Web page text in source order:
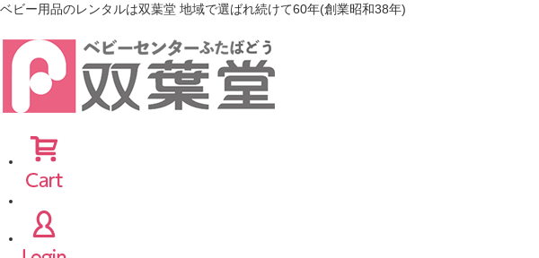
ベビー用品のレンタルは双葉堂 地域で選ばれ続けて60年(創業昭和38年)